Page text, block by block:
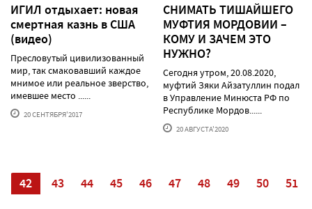
ИГИЛ отдыхает: новая
смертная казнь в США
(видео)
Пресловутый цивилизованный
мир, так смаковавший каждое
мнимое или реальное зверство,
имевшее место ......
20 СЕНТЯБРЯ'2017
СНИМАТЬ ТИШАЙШЕГО
МУФТИЯ МОРДОВИИ –
КОМУ И ЗАЧЕМ ЭТО
НУЖНО?
Сегодня утром, 20.08.2020,
муфтий Зяки Айзатуллин подал
в Управление Минюста РФ по
Республике Мордов......
20 АВГУСТА'2020
42 43 44 45 46 47 48 49 50 51